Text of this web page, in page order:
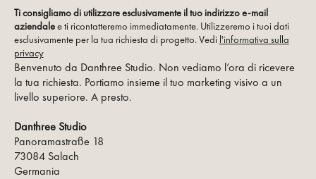
Benvenuto da Danthree Studio. Non vediamo l’ora di ricevere
la tua richiesta. Portiamo insieme il tuo marketing visivo a un
livello superiore. A presto.
Danthree Studio
Panoramastraße 18
73084 Salach
Germania
Ti consigliamo di utilizzare esclusivamente il tuo indirizzo e-mail
aziendalee ti ricontatteremo immediatamente. Utilizzeremo i tuoi dati
esclusivamente per la tua richiesta di progetto. Vedi l'informativa sulla
privacy